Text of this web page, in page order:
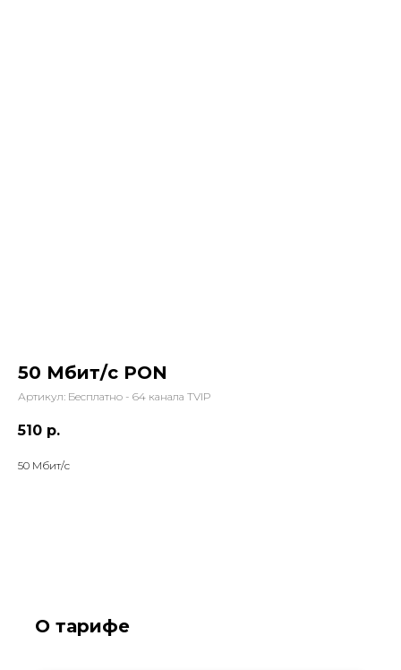
50 Мбит/с PON
Артикул: Бесплатно - 64 канала TVIP
510 р.
50 Мбит/с
О тарифе